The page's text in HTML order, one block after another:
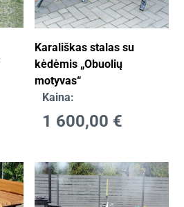
Karališkas stalas su
kėdėmis „Obuolių
motyvas“
Kaina:
1 600,00 €